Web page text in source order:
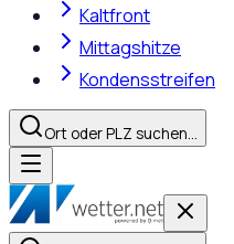
Kaltfront
Mittagshitze
Kondensstreifen
Ort oder PLZ suchen…